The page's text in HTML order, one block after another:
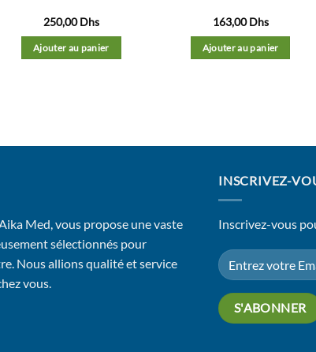
250,00Dhs
Ajouter au panier
163,00Dhs
Ajouter au panier
Med, vous propose une vaste
sélectionnés pour
Nous allions qualité et service
vous.
INSCRIVEZ-
Inscrivez-vous